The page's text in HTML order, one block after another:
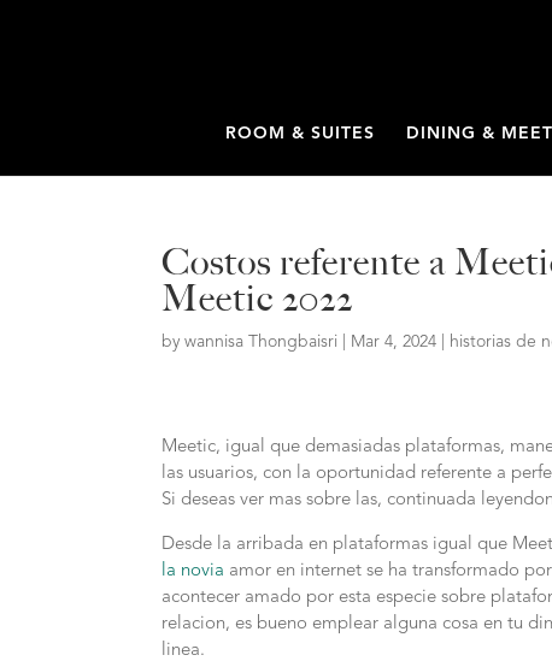
ROOM & SUITES DINING &
Costos referente a
Meetic 2022
bywannisa Thongbaisri Mar 4, 2024 historias de
Meetic, igual que demasiadas plataformas,
las usuarios, con la oportunidad referente a
Si deseas ver mas sobre las, continuada
Desde la arribada en plataformas igual que
la novia amor en internet se ha transformado
acontecer amado por esta especie sobre
relacion, es bueno emplear alguna cosa en tu
linea.